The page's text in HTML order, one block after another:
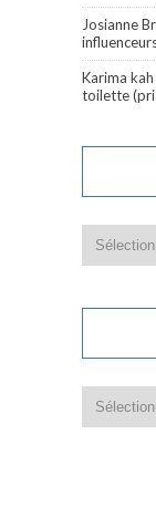
Josianne
Karima kah
toilette